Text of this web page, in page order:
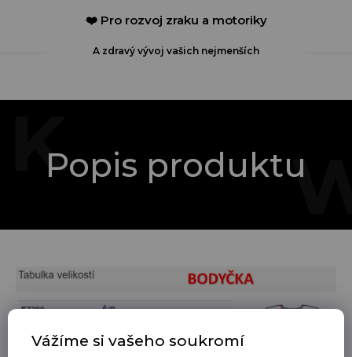
Vážíme si vašeho soukromí
❤️ Pro rozvoj zraku a motoriky
A zdravý vývoj vašich nejmenších
Popis produktu